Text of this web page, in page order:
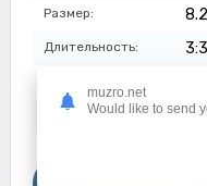
Размер:
Длительность:
Дата:
muzro.net
Would like to send